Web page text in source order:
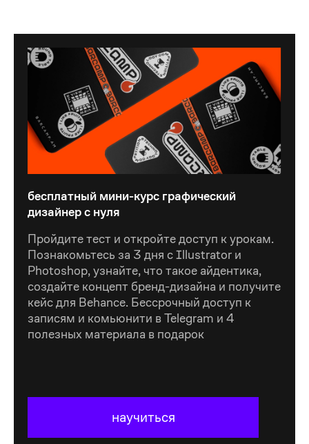
дизайнер с нуля
бесплатный мини-курс графический
дизайнер с нуля
Пройдите тест и откройте доступ к урокам.
Познакомьтесь за 3 дня с Illustrator и
Photoshop, узнайте, что такое айдентика,
создайте концепт бренд-дизайна и получите
кейс для Behance. Бессрочный доступ к
записям и комьюнити в Telegram и 4
полезных материала в подарок
научиться